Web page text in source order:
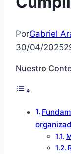
PorGabriel
30/04/2025
Nuestro